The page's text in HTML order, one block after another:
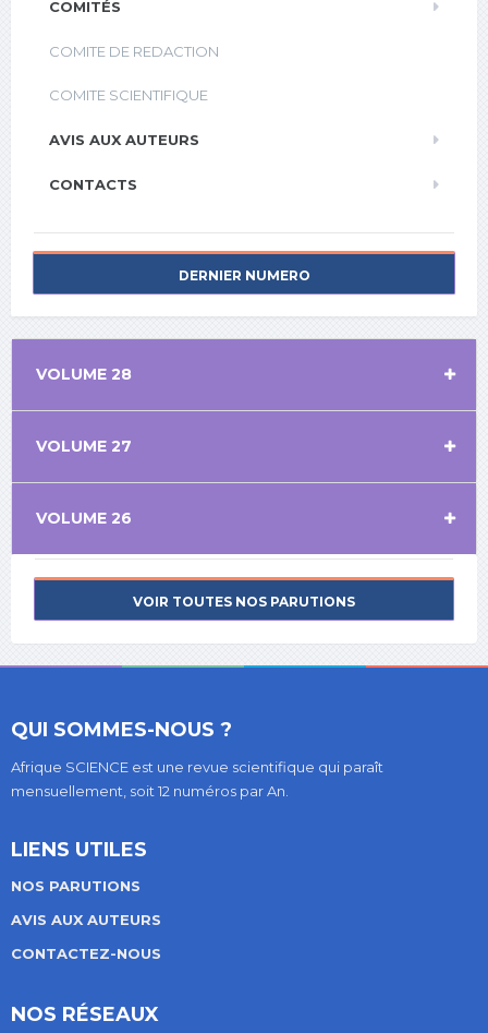
COMITÉS
COMITE DE REDACTION
COMITE SCIENTIFIQUE
AVIS AUX AUTEURS
CONTACTS
DERNIER NUMERO
VOLUME 28
VOLUME 27
VOLUME 26
VOIR TOUTES NOS PARUTIONS
QUI SOMMES-NOUS ?
Afrique SCIENCE est une revue scientifique qui paraît
mensuellement, soit 12 numéros par An.
LIENS UTILES
NOS PARUTIONS
AVIS AUX AUTEURS
CONTACTEZ-NOUS
NOS RÉSEAUX